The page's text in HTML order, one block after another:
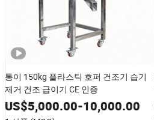
통이 150kg 플라스틱 호퍼 건조기 습기
제거 건조 급이기 CE 인증
US$5,000.00-10,000.00